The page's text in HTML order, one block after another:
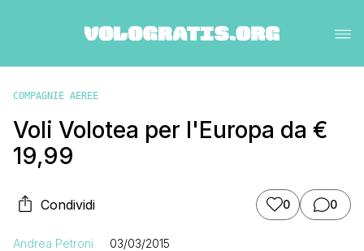
COMPAGNIE AEREE
Voli Volotea per l'Europa da €
19,99
Condividi 0 0
Andrea Petroni 03/03/2015